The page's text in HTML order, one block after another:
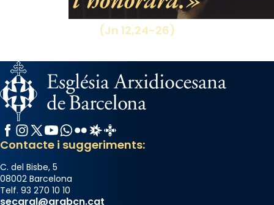
(Jn 12,24-26)
Facebook
Instagram
X / Twitter
YouTube
WhatsApp
FlickrRadio Estel
Catalunya Cristiana
Contacte i suggeriments:
C. del Bisbe, 5
08002 Barcelona
Telf. 93 270 10 10
secgral@arqbcn.cat